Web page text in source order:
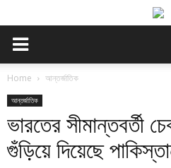
Home আন্তর্জাতিক
আন্তর্জাতিক
ভারতের সীমান্তবর্তী
গুঁড়িয়ে দিয়েছে